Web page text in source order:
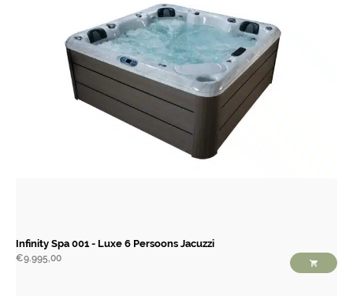
Infinity Spa 001 - Luxe 6 Persoons Jacuzzi
€9.995,00